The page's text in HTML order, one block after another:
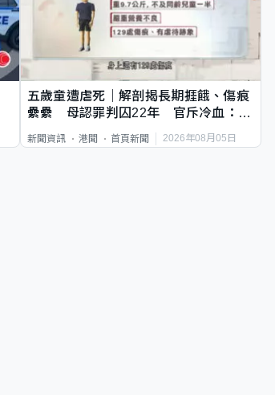
五歲童遭虐死｜解剖揭長期捱餓、傷痕
纍纍 母認罪判囚22年 官斥冷血：同
新聞資訊 港聞 首頁新聞 2026年08月05日